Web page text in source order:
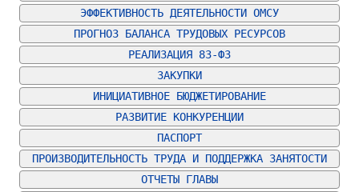
ЭФФЕКТИВНОСТЬ ДЕЯТЕЛЬНОСТИ ОМСУ
ПРОГНОЗ БАЛАНСА ТРУДОВЫХ РЕСУРСОВ
РЕАЛИЗАЦИЯ 83-ФЗ
ЗАКУПКИ
ИНИЦИАТИВНОЕ БЮДЖЕТИРОВАНИЕ
РАЗВИТИЕ КОНКУРЕНЦИИ
ПАСПОРТ
ПРОИЗВОДИТЕЛЬНОСТЬ ТРУДА И ПОДДЕРЖКА ЗАНЯТОСТИ
ОТЧЕТЫ ГЛАВЫ